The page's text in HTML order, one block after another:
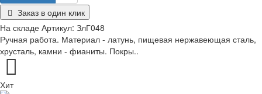
Заказ в один клик
На складе Артикул: ЗлГ048
Ручная работа. Материал - латунь, пищевая нержавеющая сталь,
хрусталь, камни - фианиты. Покры..
Хит